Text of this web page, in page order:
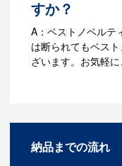
すか？
A：ベストノベルテ
は断られてもベス
ざいます。お気軽に
があります。Adobe
納品までの流れ